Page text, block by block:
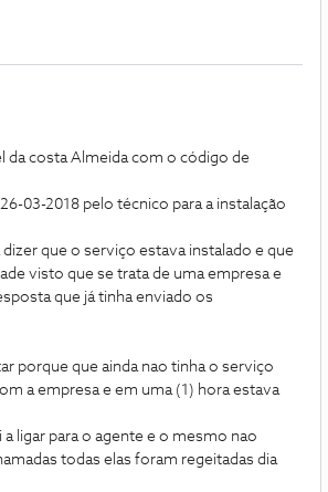
da costa Almeida com o código de
03-2018 pelo técnico para a instalação
que o serviço estava instalado e que
visto que se trata de uma empresa e
que já tinha enviado os
porque que ainda nao tinha o serviço
a empresa e em uma (1) hora estava
ligar para o agente e o mesmo nao
todas elas foram regeitadas dia